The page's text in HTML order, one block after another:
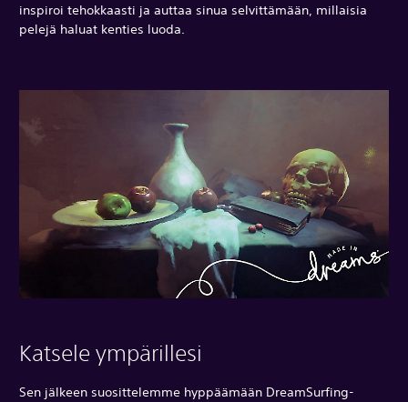
inspiroi tehokkaasti ja auttaa sinua selvittämään, millaisia
pelejä haluat kenties luoda.
Katsele ympärillesi
Sen jälkeen suosittelemme hyppäämään DreamSurfing-